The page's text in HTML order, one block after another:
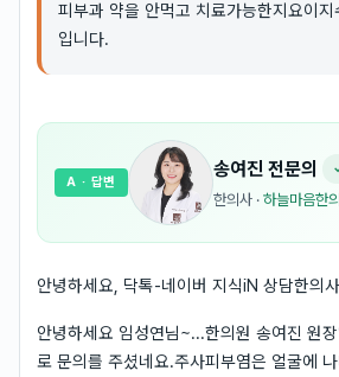
피부과 약을 안먹고 치료가능한지요이
입니다.
송여진 전문의
한의사 · 하늘마음한
A · 답변
안녕하세요, 닥톡-네이버 지식iN 상담한의
안녕하세요 임성연님~...한의원 송여진 원
로 문의를 주셨네요.주사피부염은 얼굴에